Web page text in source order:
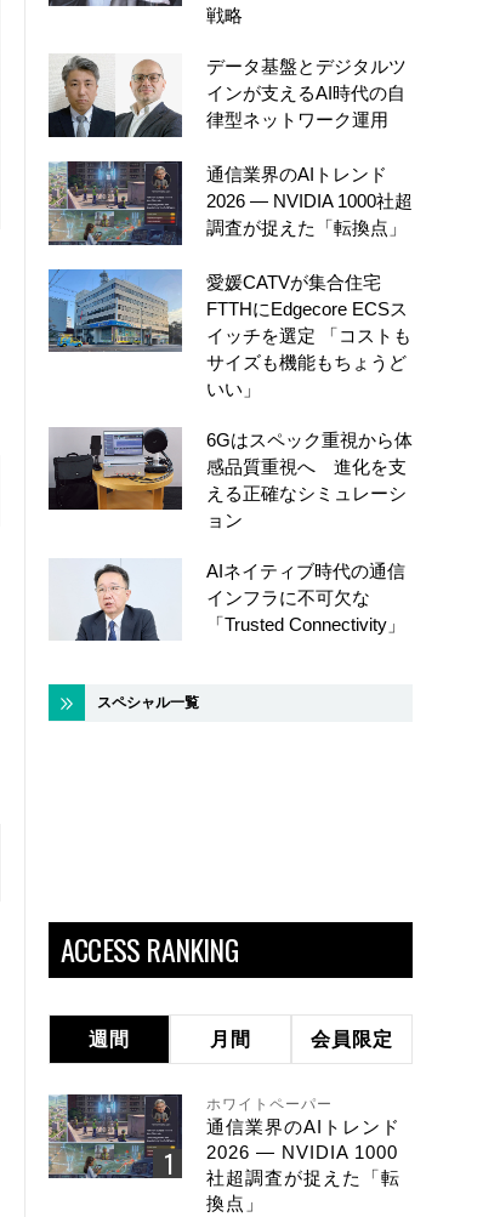
戦略
データ基盤とデジタルツ
インが支えるAI時代の自
律型ネットワーク運用
通信業界のAIトレンド
2026 ― NVIDIA 1000社超
調査が捉えた「転換点」
愛媛CATVが集合住宅
FTTHにEdgecore ECSス
イッチを選定 「コストも
サイズも機能もちょうど
いい」
6Gはスペック重視から体
感品質重視へ 進化を支
える正確なシミュレーシ
ョン
AIネイティブ時代の通信
インフラに不可欠な
「Trusted Connectivity」
スペシャル一覧
ACCESS RANKING
週間 月間 会員限定
ホワイトペーパー
通信業界のAIトレンド
2026 ― NVIDIA 1000
社超調査が捉えた「転
換点」